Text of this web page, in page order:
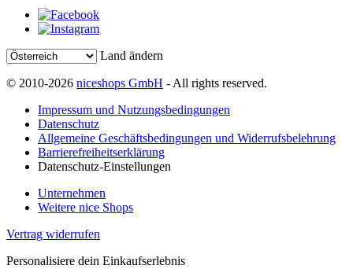
Land ändern
© 2010-2026 niceshops GmbH - All rights reserved.
Impressum und Nutzungsbedingungen
Datenschutz
Allgemeine Geschäftsbedingungen und Widerrufsbelehrung
Barrierefreiheitserklärung
Datenschutz-Einstellungen
Unternehmen
Weitere nice Shops
Vertrag widerrufen
Personalisiere dein Einkaufserlebnis